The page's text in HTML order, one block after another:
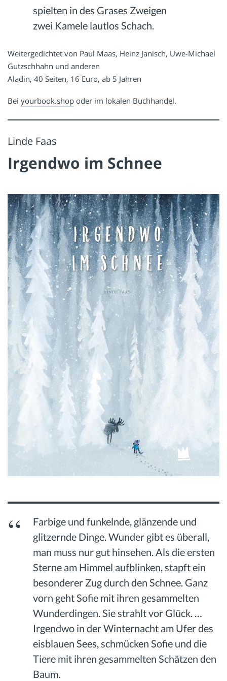
spielten in des Grases Zweigen
zwei Kamele lautlos Schach.
Weitergedichtet von Paul Maas, Heinz Janisch, Uwe-Michael
Gutzschhahn und anderen
Aladin, 40 Seiten, 16 Euro, ab 5 Jahren
Bei yourbook.shop oder im lokalen Buchhandel.
Linde Faas
Irgendwo im Schnee
Farbige und funkelnde, glänzende und
glitzernde Dinge. Wunder gibt es überall,
man muss nur gut hinsehen. Als die ersten
Sterne am Himmel aufblinken, stapft ein
besonderer Zug durch den Schnee. Ganz
vorn geht Sofie mit ihren gesammelten
Wunderdingen. Sie strahlt vor Glück. …
Irgendwo in der Winternacht am Ufer des
eisblauen Sees, schmücken Sofie und die
Tiere mit ihren gesammelten Schätzen den
Baum.